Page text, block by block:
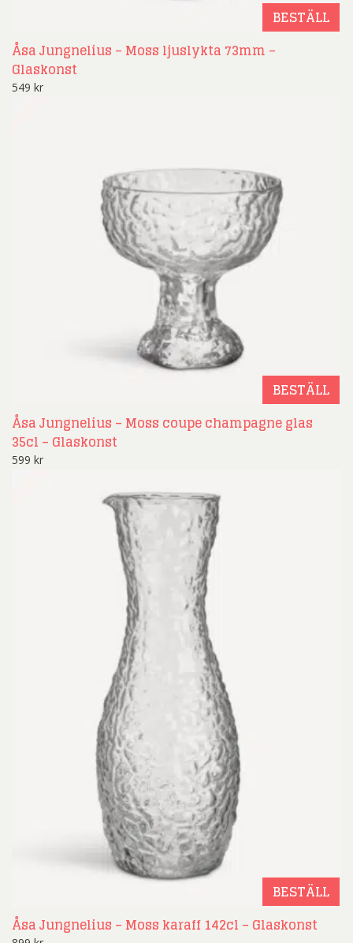
BESTÄLL
Åsa Jungnelius – Moss ljuslykta 73mm –
Glaskonst
549 kr
BESTÄLL
Åsa Jungnelius – Moss coupe champagne glas
35cl – Glaskonst
599 kr
BESTÄLL
Åsa Jungnelius – Moss karaff 142cl – Glaskonst